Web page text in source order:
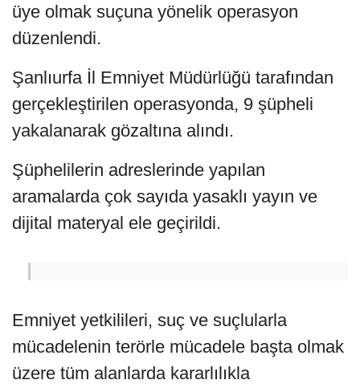
üye olmak suçuna yönelik operasyon
düzenlendi.
Şanlıurfa İl Emniyet Müdürlüğü tarafından
gerçekleştirilen operasyonda, 9 şüpheli
yakalanarak gözaltına alındı.
Şüphelilerin adreslerinde yapılan
aramalarda çok sayıda yasaklı yayın ve
dijital materyal ele geçirildi.
Emniyet yetkilileri, suç ve suçlularla
mücadelenin terörle mücadele başta olmak
üzere tüm alanlarda kararlılıkla